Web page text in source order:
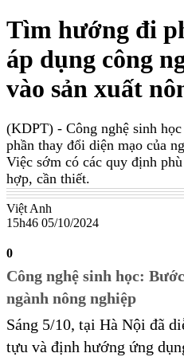
Tìm hướng đi
áp dụng công
vào sản xuất
(KDPT) - Công nghệ sinh
phần thay đổi diện mạo của
Việc sớm có các quy định
hợp, cần thiết.
Việt Anh
15h46 05/10/2024
0
Công nghệ sinh học:
ngành nông nghiệp
Sáng 5/10, tại Hà Nội đã
tựu và định hướng ứng